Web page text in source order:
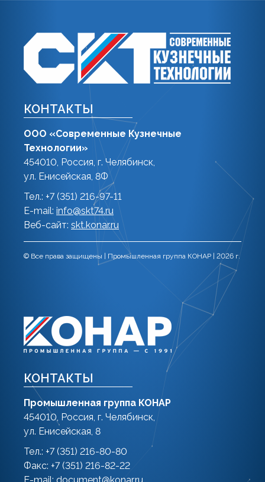
КОНТАКТЫ
ООО «Современные Кузнечные
Технологии»
454010, Россия, г. Челябинск,
ул. Енисейская, 8Ф
Тел.: +7 (351) 216-97-11
E-mail: info@skt74.ru
Веб-сайт: skt.konar.ru
© Все права защищены | Промышленная группа КОНАР | 2026 г.
КОНТАКТЫ
Промышленная группа КОНАР
454010, Россия, г. Челябинск,
ул. Енисейская, 8
Тел.: +7 (351) 216-80-80
Факс: +7 (351) 216-82-22